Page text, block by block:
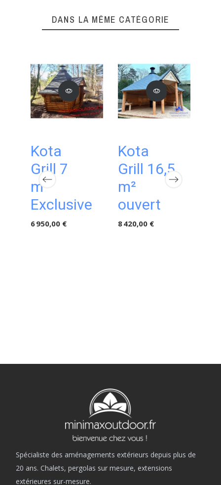
DANS LA MÊME CATÉGORIE
Kota
Grill 7
m²
Exclusive
6 950,00 €
Kota
Grill 16,5
m²
ouvert
8 420,00 €
Spécialiste des aménagements extérieurs depuis plus de
20 ans. Chalets, pergolas sur mesure, extensions
extérieures sur-mesure.